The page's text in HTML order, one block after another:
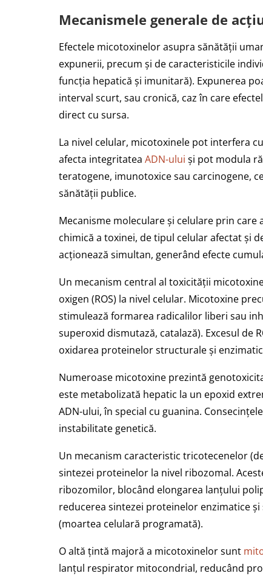
Mecanismele generale de
Efectele micotoxinelor asupra sănătății
expunerii, precum și de caracteristicile
funcția hepatică și imunitară). Expunerea
interval scurt, sau cronică, caz în care
direct cu sursa.
La nivel celular, micotoxinele pot interfera
afecta integritatea ADN-ului și pot modula
teratogene, imunotoxice sau carcinogene,
sănătății publice.
Mecanisme moleculare și celulare prin
chimică a toxinei, de tipul celular afectat și
acționează simultan, generând efecte
Un mecanism central al toxicității
oxigen (ROS) la nivel celular. Micotoxine
stimulează formarea radicalilor liberi sau
superoxid dismutază, catalază). Excesul de
oxidarea proteinelor structurale și
Numeroase micotoxine prezintă
este metabolizată hepatic la un epoxid
ADN-ului, în special cu guanina.
instabilitate genetică.
Un mecanism caracteristic tricotecenelor
sintezei proteinelor la nivel ribozomal.
ribozomilor, blocând elongarea lanțului
reducerea sintezei proteinelor enzimatice
(moartea celulară programată).
O altă țintă majoră a micotoxinelor sunt
lanțul respirator mitocondrial, reducând